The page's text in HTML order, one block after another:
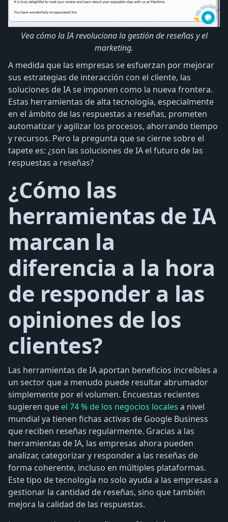
Vea cómo la IA revoluciona la gestión de reseñas y el
marketing.
A medida que las empresas se esfuerzan por mejorar
sus estrategias de interacción con el cliente, las
soluciones de IA se imponen como la nueva frontera.
Estas herramientas de alta tecnología, especialmente
en el ámbito de las respuestas a reseñas, prometen
automatizar y agilizar los procesos, ahorrando tiempo
y recursos. Pero la pregunta que se cierne sobre el
tapete es: ¿son las soluciones de IA el futuro de las
respuestas a reseñas?
¿Cómo las
herramientas de IA
marcan la
diferencia a la hora
de responder a las
opiniones de los
clientes?
Las herramientas de IA aportan beneficios increíbles a
un sector que a menudo puede resultar abrumador
simplemente por el volumen. Encuestas recientes
sugieren que el 74 % de los negocios locales a nivel
mundial ya tienen fichas activas de Google Business
que reciben reseñas regularmente. Gracias a las
herramientas de IA, las empresas ahora pueden
analizar, categorizar y responder a las reseñas de
forma coherente, incluso en múltiples plataformas.
Este tipo de tecnología no solo ayuda a las empresas a
gestionar la cantidad de reseñas, sino que también
mejora la calidad de las respuestas.